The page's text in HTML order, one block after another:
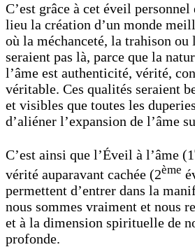
C’est grâce à cet éveil
lieu la création d’un monde
où la méchanceté, la trahison ou
seraient pas là, parce que la
l’âme est authenticité, vérité,
véritable. Ces qualités seraient
et visibles que toutes les
d’aliéner l’expansion de l’âme
C’est ainsi que l’Éveil à l’âme (1
vérité auparavant cachée (2ème
permettent d’entrer dans la
nous sommes vraiment et nous
et à la dimension spirituelle de
profonde.